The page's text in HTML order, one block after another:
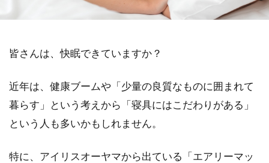
皆さんは、快眠できていますか？
近年は、健康ブームや「少量の良質なものに囲まれて
暮らす」という考えから「寝具にはこだわりがある」
という人も多いかもしれません。
特に、アイリスオーヤマから出ている「エアリーマッ